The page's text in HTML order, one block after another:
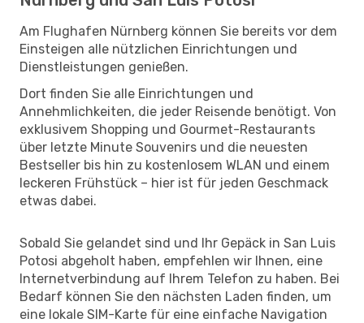
Am Flughafen Nürnberg können Sie bereits vor dem
Einsteigen alle nützlichen Einrichtungen und
Dienstleistungen genießen.
Dort finden Sie alle Einrichtungen und
Annehmlichkeiten, die jeder Reisende benötigt. Von
exklusivem Shopping und Gourmet-Restaurants
über letzte Minute Souvenirs und die neuesten
Bestseller bis hin zu kostenlosem WLAN und einem
leckeren Frühstück – hier ist für jeden Geschmack
etwas dabei.
Sobald Sie gelandet sind und Ihr Gepäck in San Luis
Potosi abgeholt haben, empfehlen wir Ihnen, eine
Internetverbindung auf Ihrem Telefon zu haben. Bei
Bedarf können Sie den nächsten Laden finden, um
eine lokale SIM-Karte für eine einfache Navigation